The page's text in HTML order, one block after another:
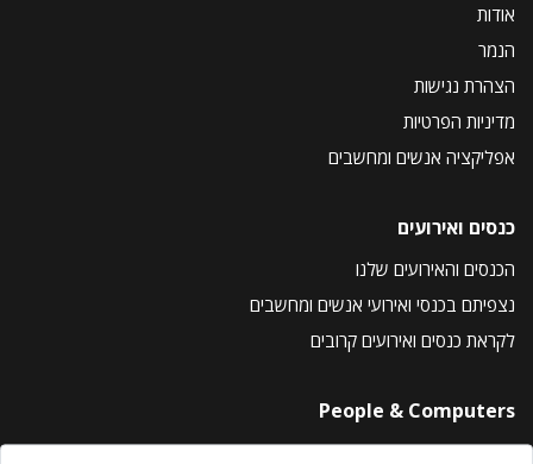
אודות
הנמר
הצהרת נגישות
מדיניות הפרטיות
אפליקציה אנשים ומחשבים
כנסים ואירועים
הכנסים והאירועים שלנו
נצפיתם בכנסי ואירועי אנשים ומחשבים
לקראת כנסים ואירועים קרובים
People & Computers
About Us